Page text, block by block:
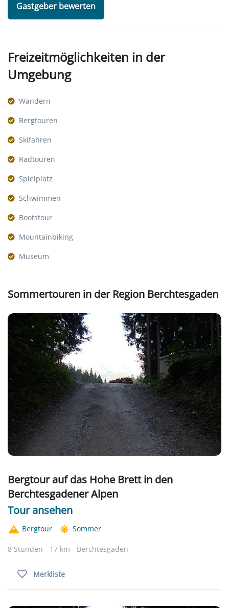
Gastgeber bewerten
Freizeitmöglichkeiten in der
Umgebung
Wandern
Bergtouren
Skifahren
Radtouren
Spielplatz
Schwimmen
Bootstour
Mountainbiking
Museum
Sommertouren in der Region Berchtesgaden
Bergtour auf das Hohe Brett in den
Berchtesgadener Alpen
Tour ansehen
Bergtour Sommer
8 Stunden - 17 km - Berchtesgaden
Merkliste